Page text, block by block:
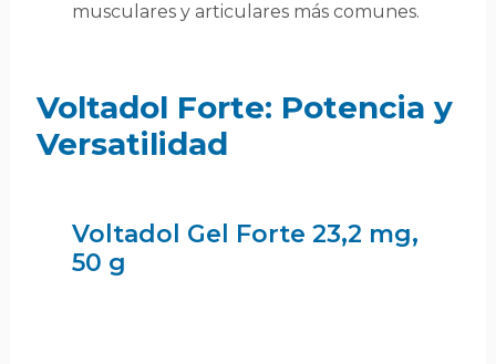
musculares y articulares más comunes.
Voltadol Forte: Potencia y
Versatilidad
Voltadol Gel Forte 23,2 mg,
50 g